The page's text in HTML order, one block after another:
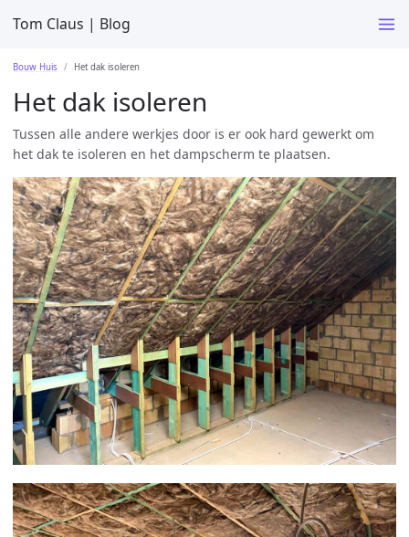
Tom Claus | Blog
Bouw Huis Het dak isoleren
Het dak isoleren
Tussen alle andere werkjes door is er ook hard gewerkt om
het dak te isoleren en het dampscherm te plaatsen.